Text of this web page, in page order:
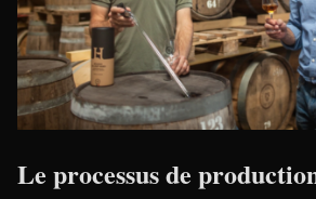
Le processus de